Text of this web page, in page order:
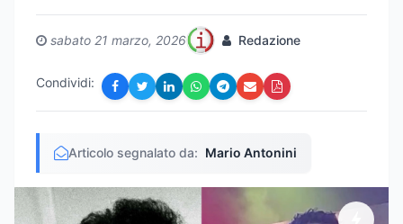
sabato 21 marzo, 2026 Redazione
Condividi:
Articolo segnalato da: Mario Antonini